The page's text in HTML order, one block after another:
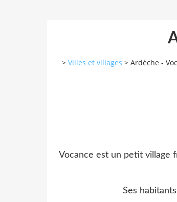
> Villes et villages > Ardèche -
Vocance est un petit village
Ses